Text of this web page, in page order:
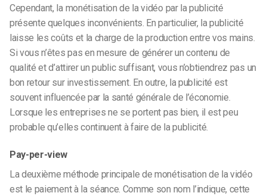
Cependant, la monétisation de la vidéo par la publicité
présente quelques inconvénients. En particulier, la publicité
laisse les coûts et la charge de la production entre vos mains.
Si vous n’êtes pas en mesure de générer un contenu de
qualité et d’attirer un public suffisant, vous n’obtiendrez pas un
bon retour sur investissement. En outre, la publicité est
souvent influencée par la santé générale de l’économie.
Lorsque les entreprises ne se portent pas bien, il est peu
probable qu’elles continuent à faire de la publicité.
Pay-per-view
La deuxième méthode principale de monétisation de la vidéo
est le paiement à la séance. Comme son nom l’indique, cette